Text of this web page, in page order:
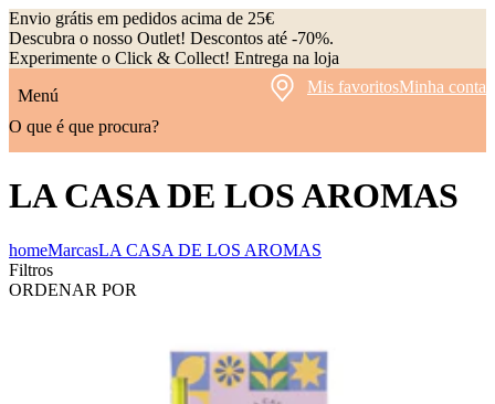
Envio grátis em pedidos acima de 25€
Descubra o nosso Outlet! Descontos até -70%.
Experimente o Click & Collect! Entrega na loja
Menú
Mis favoritosMinha conta
O que é que procura?
LA CASA DE LOS AROMAS
homeMarcasLA CASA DE LOS AROMAS
Filtros
ORDENAR POR